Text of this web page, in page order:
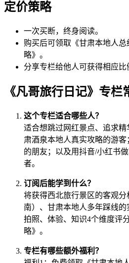
定价策略
一次买断，终身阅读。
购买后可领取《甘肃本地人
略》。
分享专栏给他人可获得相应比
《凡哥旅行日记》专栏
这个专栏适合哪些人？
适合想跳过网红景点、追求
肃酒泉本地人真实攻略的游
的朋友；以及用抖音/小红书
者。
订阅后能学到什么？
将获得西北旅行景区的客观
南）、甘肃本地人多年踩线的
拍照、体验、知识4个维度评
略》。
专栏有哪些额外福利？